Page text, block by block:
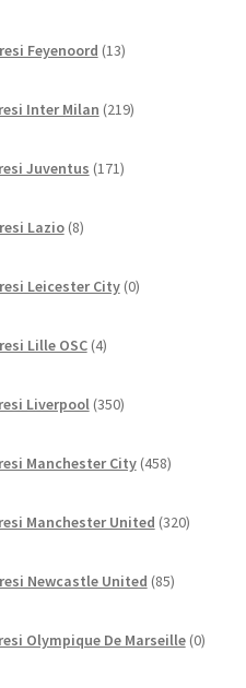
Feyenoord 13izdelkov
Inter Milan 219izdelkov
Juventus 171izdelkov
Lazio 8izdelkov
Leicester City 0izdelkov
Lille OSC 4izdelki
Liverpool 350izdelkov
Manchester City 458izdelkov
Manchester United 320izdelkov
Newcastle United 85izdelkov
Olympique De Marseille 0